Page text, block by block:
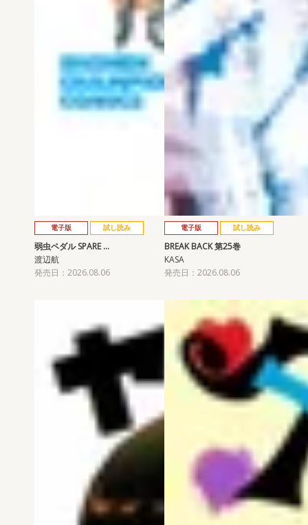
電子版 試し読み
弱虫ペダル SPARE …
渡辺航
発売日：2026.08.06
電子版 試し読み
BREAK BACK 第25巻
KASA
発売日：2026.08.06